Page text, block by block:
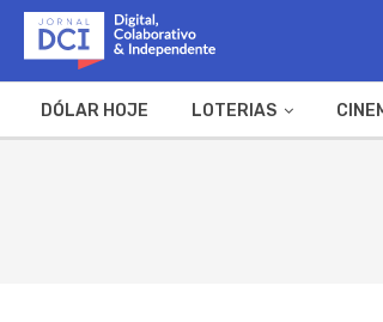
DÓLAR HOJE LOTERIAS